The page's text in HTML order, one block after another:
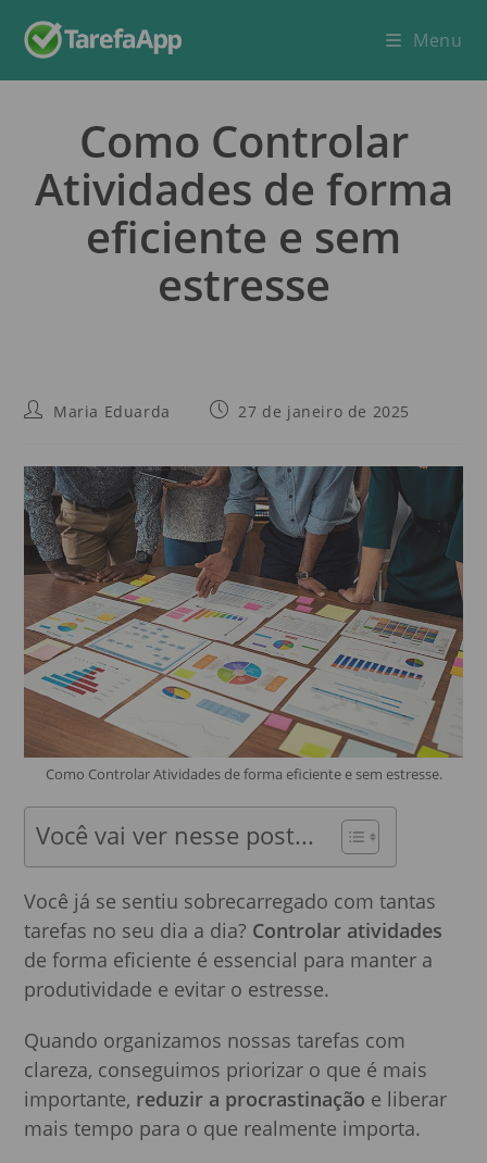
Menu
Como Controlar
Atividades de forma
eficiente e sem
estresse
Maria Eduarda 27 de janeiro de 2025
Como Controlar Atividades de forma eficiente e sem estresse.
Você vai ver nesse post...
Você já se sentiu sobrecarregado com tantas
tarefas no seu dia a dia? Controlar atividades
de forma eficiente é essencial para manter a
produtividade e evitar o estresse.
Quando organizamos nossas tarefas com
clareza, conseguimos priorizar o que é mais
importante, reduzir a procrastinação e liberar
mais tempo para o que realmente importa.